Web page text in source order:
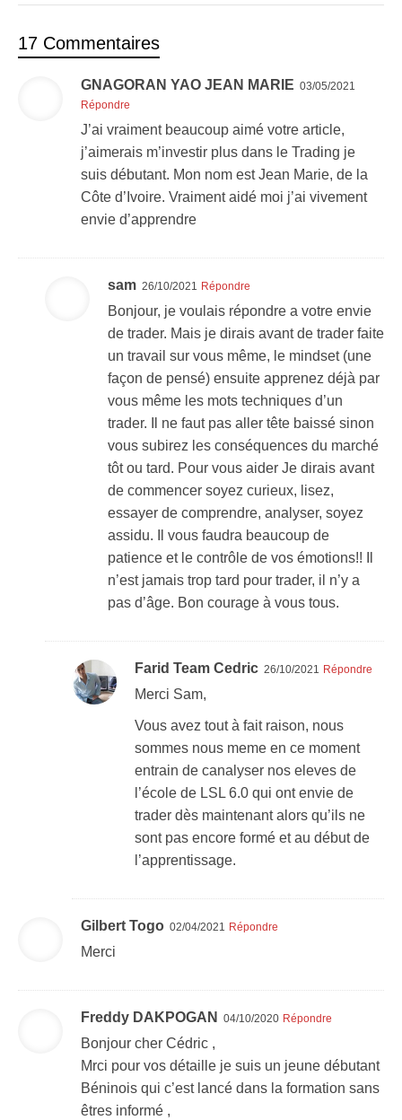
17 Commentaires
GNAGORAN YAO JEAN MARIE 03/05/2021
Répondre
J’ai vraiment beaucoup aimé votre article,
j’aimerais m’investir plus dans le Trading je
suis débutant. Mon nom est Jean Marie, de la
Côte d’Ivoire. Vraiment aidé moi j’ai vivement
envie d’apprendre
sam 26/10/2021 Répondre
Bonjour, je voulais répondre a votre envie
de trader. Mais je dirais avant de trader faite
un travail sur vous même, le mindset (une
façon de pensé) ensuite apprenez déjà par
vous même les mots techniques d’un
trader. Il ne faut pas aller tête baissé sinon
vous subirez les conséquences du marché
tôt ou tard. Pour vous aider Je dirais avant
de commencer soyez curieux, lisez,
essayer de comprendre, analyser, soyez
assidu. Il vous faudra beaucoup de
patience et le contrôle de vos émotions!! Il
n’est jamais trop tard pour trader, il n’y a
pas d’âge. Bon courage à vous tous.
Farid Team Cedric 26/10/2021 Répondre
Merci Sam,
Vous avez tout à fait raison, nous
sommes nous meme en ce moment
entrain de canalyser nos eleves de
l’école de LSL 6.0 qui ont envie de
trader dès maintenant alors qu’ils ne
sont pas encore formé et au début de
l’apprentissage.
Gilbert Togo 02/04/2021 Répondre
Merci
Freddy DAKPOGAN 04/10/2020 Répondre
Bonjour cher Cédric ,
Mrci pour vos détaille je suis un jeune débutant
Béninois qui c’est lancé dans la formation sans
êtres informé ,